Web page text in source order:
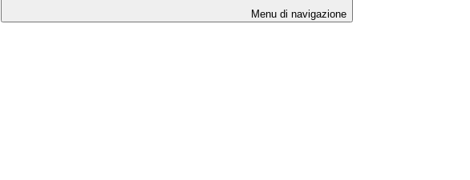
Menu di navigazione